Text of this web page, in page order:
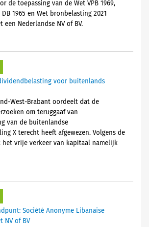
de toepassing van de Wet VPB 1969,
DB 1965 en Wet bronbelasting 2021
een Nederlandse NV of BV.
voor buitenlands
West-Brabant oordeelt dat de
om teruggaaf van
van de buitenlandse
X terecht heeft afgewezen. Volgens de
het vrije verkeer van kapitaal namelijk
Société Anonyme Libanaise
NV of BV